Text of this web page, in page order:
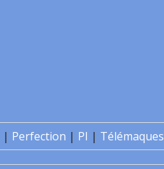
| Perfection | PI | Télémaques